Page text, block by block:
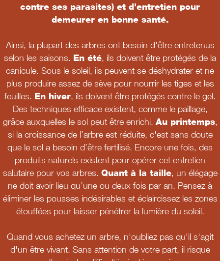
contre ses parasites) et d'entretien pour
demeurer en bonne santé.
Ainsi, la plupart des arbres ont besoin d'être entretenus
selon les saisons. En été, ils doivent être protégés de la
canicule. Sous le soleil, ils peuvent se déshydrater et ne
plus produire assez de sève pour nourrir les tiges et les
feuilles. En hiver, ils doivent être protégés contre le gel.
Des techniques efficace existent, comme le paillage,
grâce auxquelles le sol peut être enrichi. Au printemps,
si la croissance de l’arbre est réduite, c'est sans doute
que le sol a besoin d’être fertilisé. Encore une fois, des
produits naturels existent pour opérer cet entretien
salutaire pour vos arbres. Quant à la taille, un élégage
ne doit avoir lieu qu’une ou deux fois par an. Pensez à
éliminer les pousses indésirables et éclaircissez les zones
étouffées pour laisser pénétrer la lumière du soleil.
Quand vous achetez un arbre, n'oubliez pas qu'il s'agit
d'un être vivant. Sans attention de votre part, il risque